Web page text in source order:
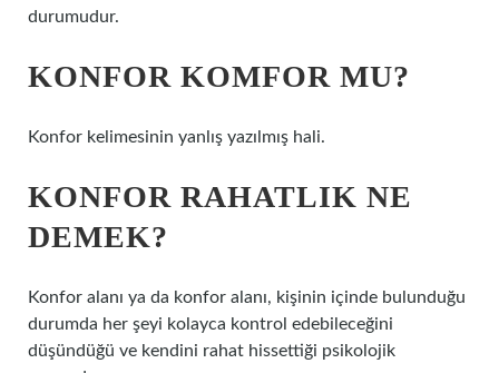
durumudur.
KONFOR KOMFOR MU?
Konfor kelimesinin yanlış yazılmış hali.
KONFOR RAHATLIK NE
DEMEK?
Konfor alanı ya da konfor alanı, kişinin içinde bulunduğu
durumda her şeyi kolayca kontrol edebileceğini
düşündüğü ve kendini rahat hissettiği psikolojik